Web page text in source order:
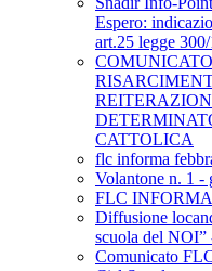
Espero:
art.25 legge
CATTOLICA
flc informa
Volantone n. 1 -
FLC INFORMA
Diffusione
scuola del
Comunicato